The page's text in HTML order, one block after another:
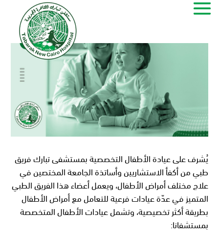
يُشرف على عيادة الأطفال التخصصية بمستشفى تبارك فريق
طبي من أكفأ الاستشاريين وأساتذة الجامعة المختصين في
علاج مختلف أمراض الأطفال، ويعمل أعضاء هذا الفريق الطبي
المتميز في عدّة عيادات فرعية للتعامل مع أمراض الأطفال
بطريقة أكثر تخصيصية، وتشمل عيادات الأطفال المتخصصة
بمستشفانا: